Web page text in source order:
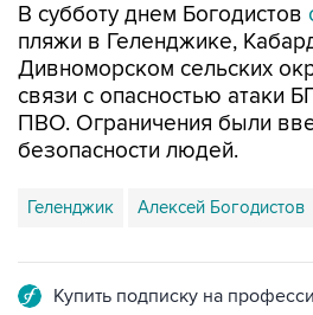
В субботу днем Богодистов
пляжи в Геленджике,
Дивноморском сельских
связи с опасностью атаки
ПВО. Ограничения были
безопасности людей.
Геленджик Алексей Богодистов
Купить подписку на